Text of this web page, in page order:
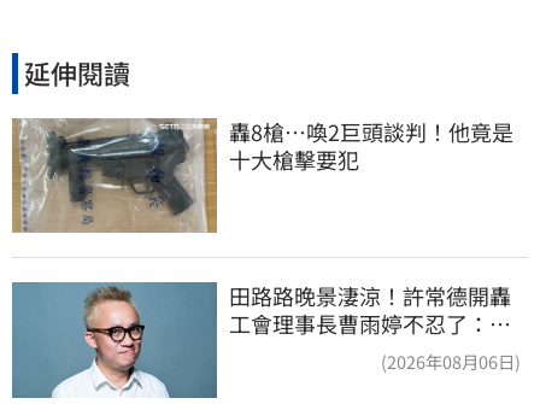
延伸閱讀
轟8槍…喚2巨頭談判！他竟是
十大槍擊要犯
田路路晚景淒涼！許常德開轟
工會理事長曹雨婷不忍了：別
(2026年08月06日)